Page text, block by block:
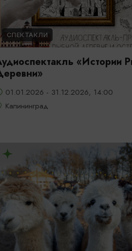
СПЕКТАКЛИ
«Истории
01.01.2026 - 31.12.2026, 14:00
Калининград